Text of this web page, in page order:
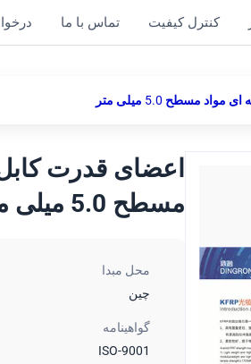
کنترل کیفیت تماس با ما
مسطح 5.0 میلی متر
محل مبدا
چين
گواهینامه
ISO-9001